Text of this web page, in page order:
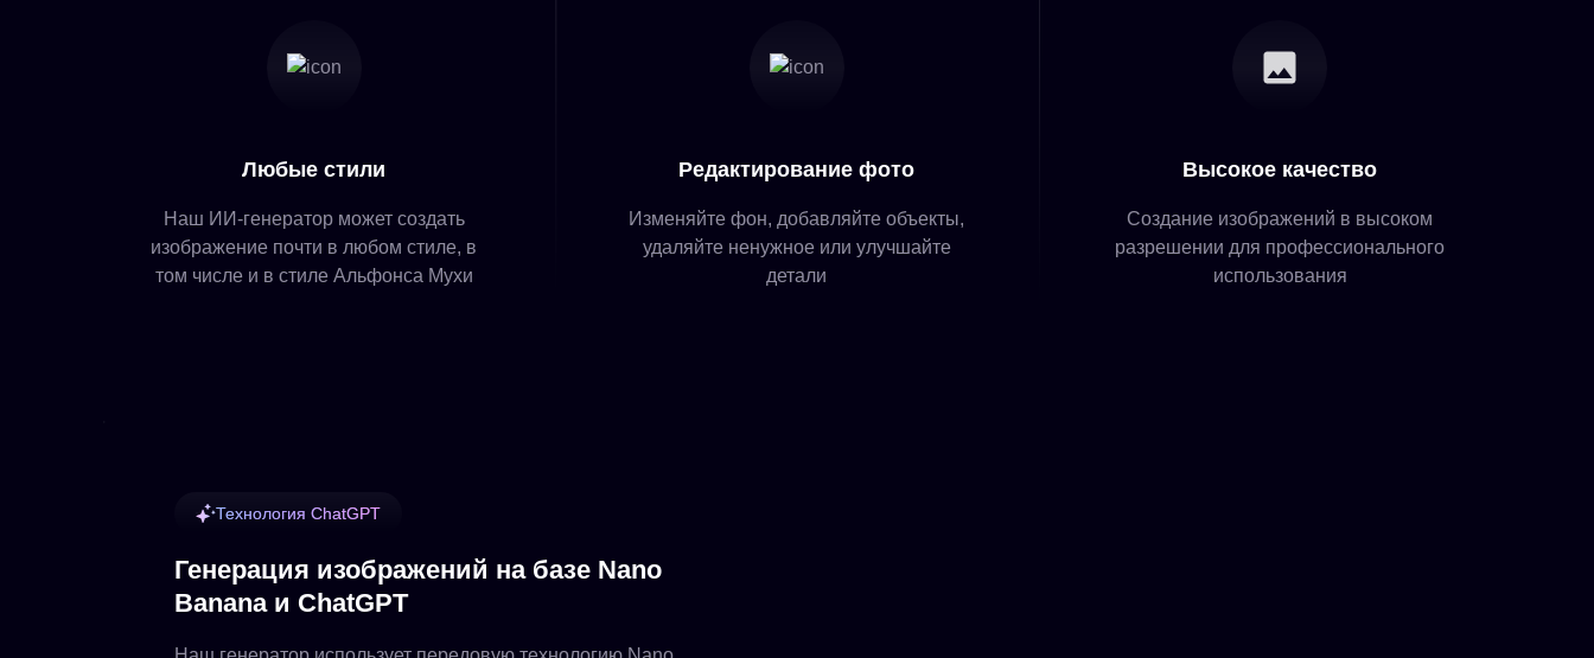
Любые стили
Наш ИИ-генератор может создать
изображение почти в любом стиле, в
том числе и в стиле Альфонса Мухи
Редактирование фото
Изменяйте фон, добавляйте объекты,
удаляйте ненужное или улучшайте
детали
Высокое качество
Создание изображений в высоком
разрешении для профессионального
использования
Технология ChatGPT
Генерация изображений на базе Nano
Banana и ChatGPT